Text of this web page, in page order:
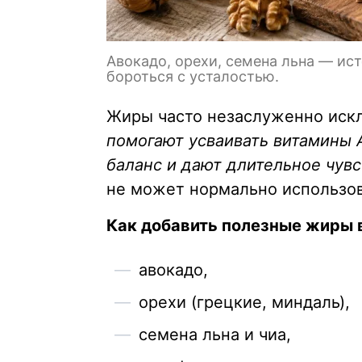
Авокадо, орехи, семена льна —
бороться с усталостью.
Жиры часто незаслуженно
помогают усваивать
баланс и дают длительное
не может нормально
Как добавить полезные жиры
авокадо,
орехи (грецкие, миндаль),
семена льна и чиа,